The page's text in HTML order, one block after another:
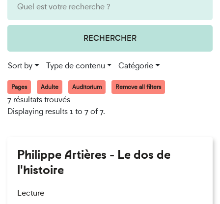
RECHERCHER
Sort by Type de contenu Catégorie
Pages Adulte Auditorium Remove all filters
7 résultats trouvés
Displaying results 1 to 7 of 7.
Philippe Artières - Le dos de
l'histoire
Lecture